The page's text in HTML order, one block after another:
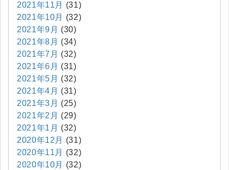
2021年11月
(31)
2021年10月
(32)
2021年9月 (30)
2021年8月 (34)
2021年7月 (32)
2021年6月 (31)
2021年5月 (32)
2021年4月 (31)
2021年3月 (25)
2021年2月 (29)
2021年1月 (32)
2020年12月
(31)
2020年11月
(32)
2020年10月
(32)